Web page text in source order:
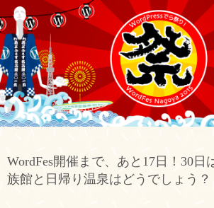
Skip
to
content
WordFes開催まで、あと17日！30日
族館と日帰り温泉はどうでしょう？